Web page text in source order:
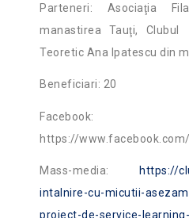
Parteneri: Asociaţia
manastirea Tauţi,
Teoretic Ana Ipatescu din
Beneficiari: 20
Facebook:
https://
Mass-media:
https://
intalnire-cu-micutii-
proiect-de-service-